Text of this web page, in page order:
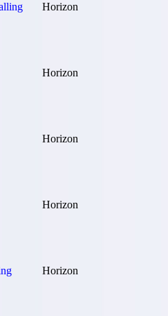
Horizon
Horizon
Horizon
Horizon
Horizon